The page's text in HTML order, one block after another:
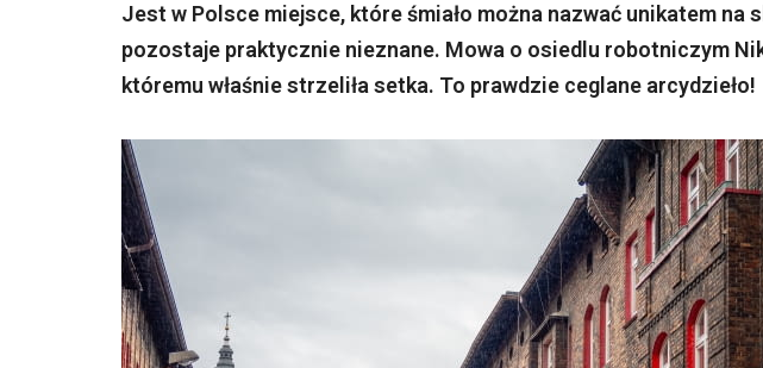
Jest w Polsce miejsce, które śmiało można nazwać unikatem na
pozostaje praktycznie nieznane. Mowa o osiedlu robotniczym
któremu właśnie strzeliła setka. To prawdzie ceglane arcydzieło!